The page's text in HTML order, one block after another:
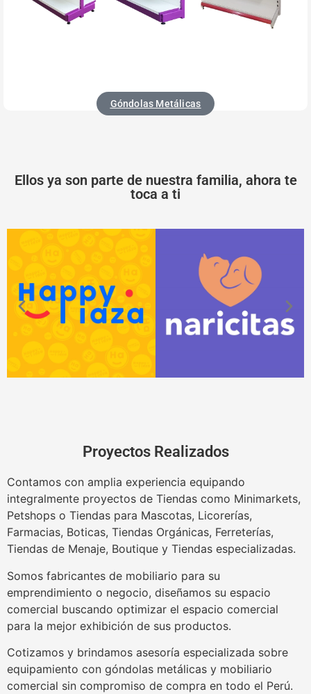
Góndolas Metálicas
Ellos ya son parte de nuestra familia, ahora te
toca a ti
Proyectos Realizados
Contamos con amplia experiencia equipando
integralmente proyectos de Tiendas como Minimarkets,
Petshops o Tiendas para Mascotas, Licorerías,
Farmacias, Boticas, Tiendas Orgánicas, Ferreterías,
Tiendas de Menaje, Boutique y Tiendas especializadas.
Somos fabricantes de mobiliario para su
emprendimiento o negocio, diseñamos su espacio
comercial buscando optimizar el espacio comercial
para la mejor exhibición de sus productos.
Cotizamos y brindamos asesoría especializada sobre
equipamiento con góndolas metálicas y mobiliario
comercial sin compromiso de compra en todo el Perú.